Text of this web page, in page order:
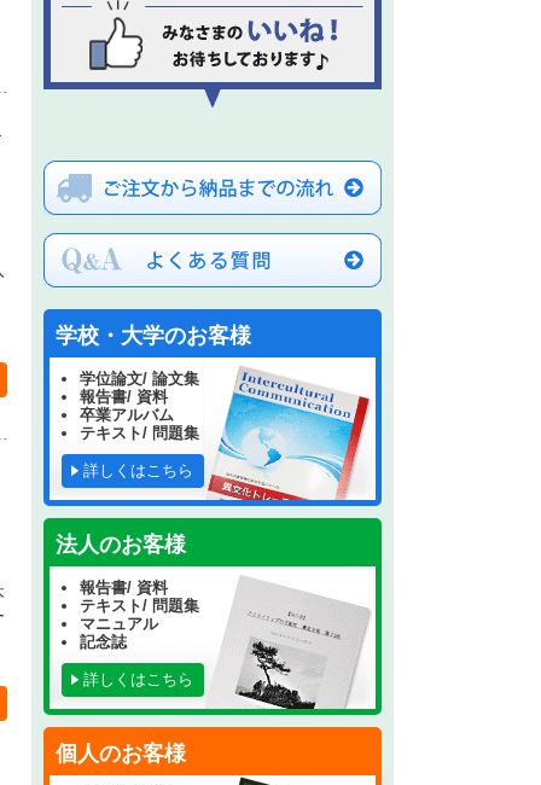
学校・大学のお客様
学位論文/ 論文集
報告書/ 資料
卒業アルバム
テキスト/ 問題集
詳しくはこちら
法人のお客様
報告書/ 資料
テキスト/ 問題集
マニュアル
記念誌
詳しくはこちら
個人のお客様